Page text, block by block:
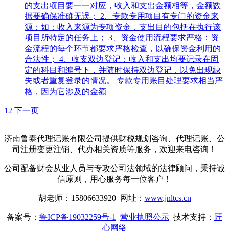
的支出项目要一一对应，收入和支出金额相等，金额数
据要确保准确无误； 2、专款专用项目有专门的资金来
源：如：收入来源为专项资金，支出目的包括在执行该
项目所特定的任务上； 3、资金使用流程要求严格：资
金流程的每个环节都要求严格检查，以确保资金利用的
合法性； 4、收支双边登记：收入和支出均要记录在固
定的科目和编号下，并随时保持双边登记，以免出现缺
失或者重复登录的情况。 专款专用账目处理要求相当严
格，因为它涉及的金额
1 2 下一页
济南鲁泰代理记账有限公司提供财税规划咨询、代理记账、公
司注册变更注销、代办相关资质等服务，欢迎来电咨询！
公司配备财会从业人员与专攻公司法领域的法律顾问，秉持诚
信原则，用心服务每一位客户！
胡老师：15806633920 网址： www.jnltcs.cn
备案号： 鲁ICP备19032259号-1 营业执照公示 技术支持： 匠
心网络